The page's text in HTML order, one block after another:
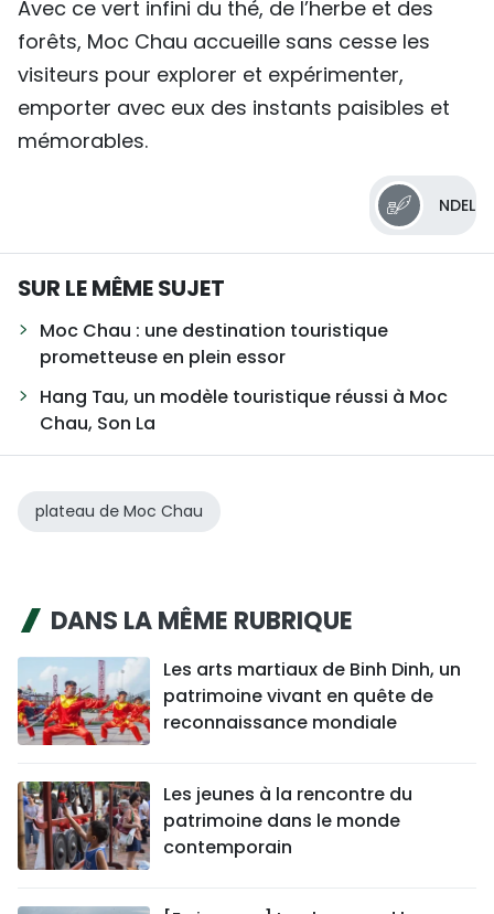
Avec ce vert infini du thé, de l’herbe et des
forêts, Moc Chau accueille sans cesse les
visiteurs pour explorer et expérimenter,
emporter avec eux des instants paisibles et
mémorables.
NDEL
SUR LE MÊME SUJET
Moc Chau : une destination touristique
prometteuse en plein essor
Hang Tau, un modèle touristique réussi à Moc
Chau, Son La
plateau de Moc Chau
DANS LA MÊME RUBRIQUE
Les arts martiaux de Binh Dinh, un
patrimoine vivant en quête de
reconnaissance mondiale
Les jeunes à la rencontre du
patrimoine dans le monde
contemporain